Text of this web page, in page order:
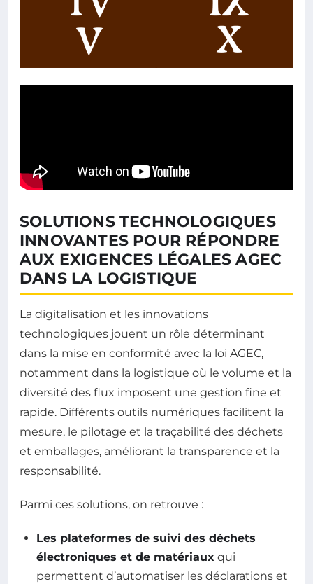
SOLUTIONS TECHNOLOGIQUES
INNOVANTES POUR RÉPONDRE
AUX EXIGENCES LÉGALES AGEC
DANS LA LOGISTIQUE
La digitalisation et les innovations
technologiques jouent un rôle déterminant
dans la mise en conformité avec la loi AGEC,
notamment dans la logistique où le volume et la
diversité des flux imposent une gestion fine et
rapide. Différents outils numériques facilitent la
mesure, le pilotage et la traçabilité des déchets
et emballages, améliorant la transparence et la
responsabilité.
Parmi ces solutions, on retrouve :
Les plateformes de suivi des déchets
électroniques et de matériaux qui
permettent d’automatiser les déclarations et